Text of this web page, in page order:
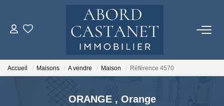
ACHETER
Accueil Maisons A vendre Maison Référence 4570
ORANGE , Orange